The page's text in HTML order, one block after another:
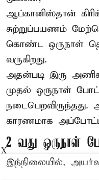
ஆப்கானிஸ்தான்
சுற்றுப்பயணம்
கொண்ட ஒருநாள்
வருகிறது.
அதன்படி இரு
முதல் ஒருநாள்
காரணமாக
2 வது ஒருநாள்
இந்நிலையில்,
X